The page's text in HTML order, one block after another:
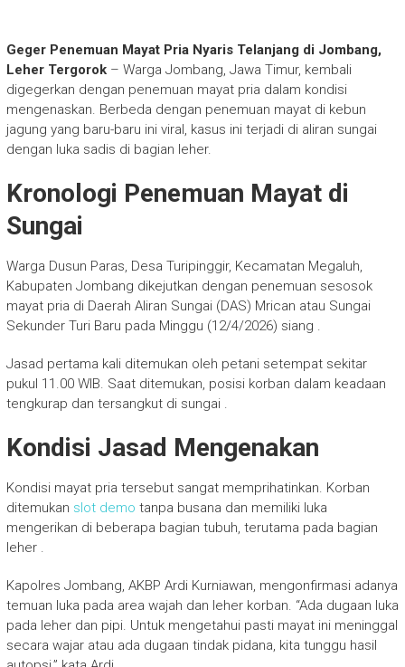
Geger Penemuan Mayat Pria Nyaris Telanjang di Jombang,
Leher Tergorok– Warga Jombang, Jawa Timur, kembali
digegerkan dengan penemuan mayat pria dalam kondisi
mengenaskan. Berbeda dengan penemuan mayat di kebun
jagung yang baru-baru ini viral, kasus ini terjadi di aliran sungai
dengan luka sadis di bagian leher.
Kronologi Penemuan Mayat di
Sungai
Warga Dusun Paras, Desa Turipinggir, Kecamatan Megaluh,
Kabupaten Jombang dikejutkan dengan penemuan sesosok
mayat pria di Daerah Aliran Sungai (DAS) Mrican atau Sungai
Sekunder Turi Baru pada Minggu (12/4/2026) siang .
Jasad pertama kali ditemukan oleh petani setempat sekitar
pukul 11.00 WIB. Saat ditemukan, posisi korban dalam keadaan
tengkurap dan tersangkut di sungai .
Kondisi Jasad Mengenakan
Kondisi mayat pria tersebut sangat memprihatinkan. Korban
ditemukan slot demo tanpa busana dan memiliki luka
mengerikan di beberapa bagian tubuh, terutama pada bagian
leher .
Kapolres Jombang, AKBP Ardi Kurniawan, mengonfirmasi adanya
temuan luka pada area wajah dan leher korban. “Ada dugaan luka
pada leher dan pipi. Untuk mengetahui pasti mayat ini meninggal
secara wajar atau ada dugaan tindak pidana, kita tunggu hasil